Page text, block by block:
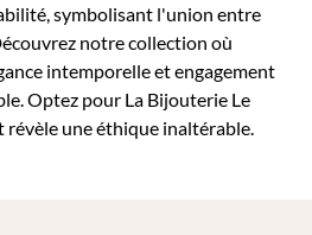
symbolisant l'union entre
notre collection où
intemporelle et engagement
Optez pour La Bijouterie Le
révèle une éthique inaltérable.